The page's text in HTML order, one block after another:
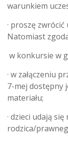
warunkiem
· proszę
Natomiast
w konkursie w
· w załączeniu
7-mej dostępny
materiału;
· dzieci udają
rodzica/